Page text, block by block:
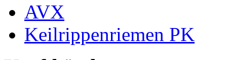
AVX
Keilrippenriemen PK